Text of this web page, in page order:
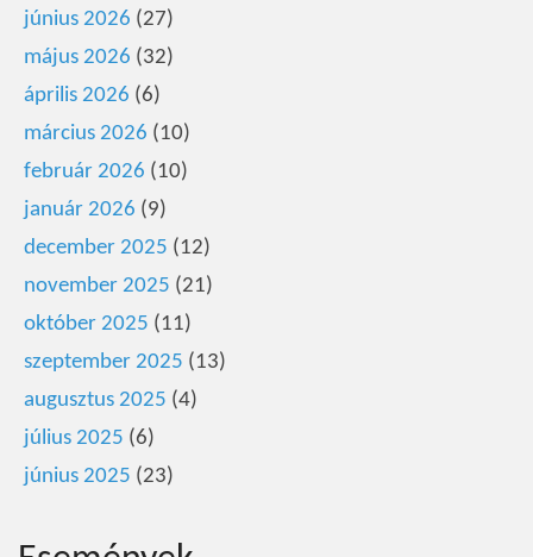
június 2026 (27)
május 2026 (32)
április 2026 (6)
március 2026 (10)
február 2026 (10)
január 2026 (9)
december 2025 (12)
november 2025 (21)
október 2025 (11)
szeptember 2025 (13)
augusztus 2025 (4)
július 2025 (6)
június 2025 (23)